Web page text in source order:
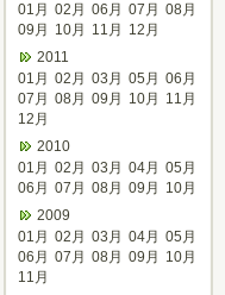
01月 02月 06月 07月 08月
09月
10月 11月
12月
2011
01月 02月 03月 05月 06月
07月 08月 09月 10月
11月
12月
2010
01月 02月 03月 04月 05月
06月 07月 08月 09月
10月
2009
01月 02月 03月 04月 05月
06月 07月 08月 09月
10月
11月